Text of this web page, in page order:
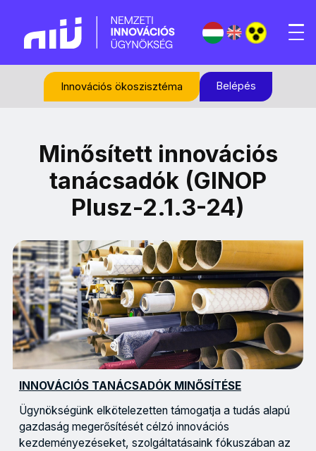
Innovációs ökoszisztéma Belépés
Minősített innovációs
tanácsadók (GINOP
Plusz-2.1.3-24)
INNOVÁCIÓS TANÁCSADÓK MINŐSÍTÉSE
Ügynökségünk elkötelezetten támogatja a tudás alapú
gazdaság megerősítését célzó innovációs
kezdeményezéseket, szolgáltatásaink fókuszában az